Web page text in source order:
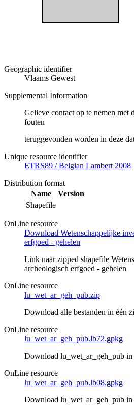
Geographic identifier
Vlaams Gewest
Supplemental Information
Gelieve contact op te nemen met
fouten
teruggevonden worden in deze
Unique resource identifier
ETRS89 / Belgian Lambert 2008
Distribution format
Name
Version
Shapefile
OnLine resource
Download Wetenschappelijke
erfgoed - gehelen
Link naar zipped shapefile
archeologisch erfgoed - gehelen
OnLine resource
lu_wet_ar_geh_pub.zip
Download alle bestanden in één
OnLine resource
lu_wet_ar_geh_pub.lb72.gpkg
Download lu_wet_ar_geh_pub
OnLine resource
lu_wet_ar_geh_pub.lb08.gpkg
Download lu_wet_ar_geh_pub